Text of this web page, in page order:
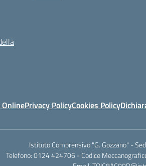
Privacy PolicyCookies Policy
Istituto Comprensivo "G. Gozzano" -
Telefono: 0124 424706 - Codice